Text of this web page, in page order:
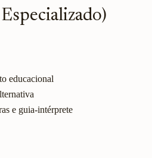
educacional
e guia-intérprete